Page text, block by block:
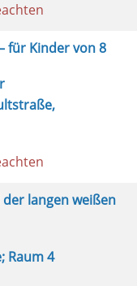
für Kinder von 8
der langen weißen
Raum 4